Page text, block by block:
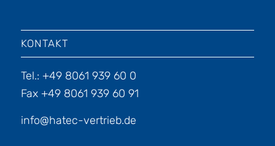
KONTAKT
Tel.: +49 8061 939 60 0
Fax +49 8061 939 60 91
info@hatec-vertrieb.de